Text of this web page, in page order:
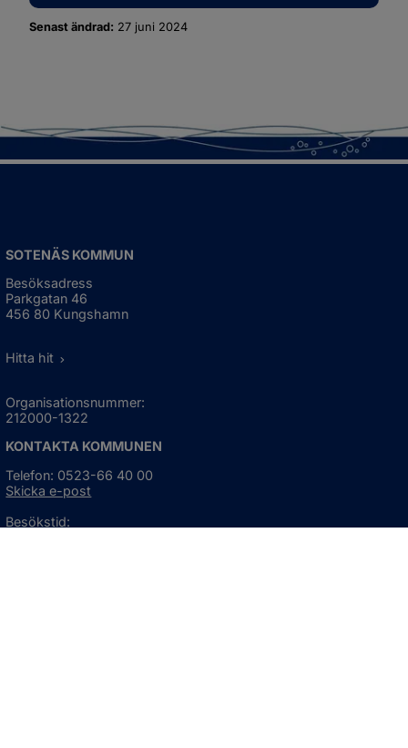
Senast ändrad: 27 juni 2024
SOTENÄS KOMMUN
Besöksadress
Parkgatan 46
456 80 Kungshamn
Hitta hit
Organisationsnummer:
212000-1322
KONTAKTA KOMMUNEN
Telefon: 0523-66 40 00
Skicka e-post
Besökstid: